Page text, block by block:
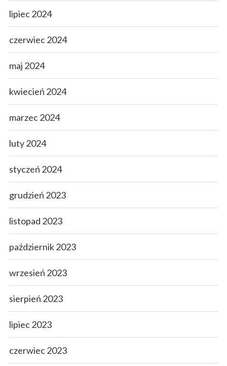
lipiec 2024
czerwiec 2024
maj 2024
kwiecień 2024
marzec 2024
luty 2024
styczeń 2024
grudzień 2023
listopad 2023
październik 2023
wrzesień 2023
sierpień 2023
lipiec 2023
czerwiec 2023